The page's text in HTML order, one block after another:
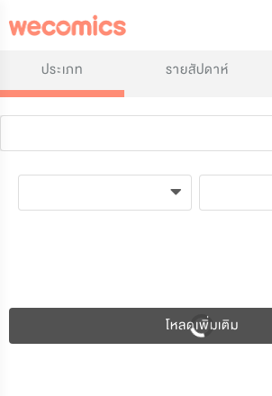
ประเภท รายสัปดาห์
โหลดเพิ่มเติม